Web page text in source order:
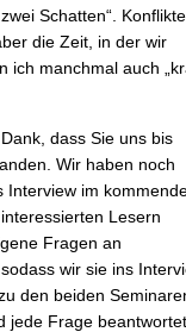
Schatten“. Konflikte
die Zeit, in der wir
ich manchmal auch
dass Sie uns bis
Wir haben noch
Interview im
Lesern
Fragen an
wir sie ins
den beiden
jede Frage